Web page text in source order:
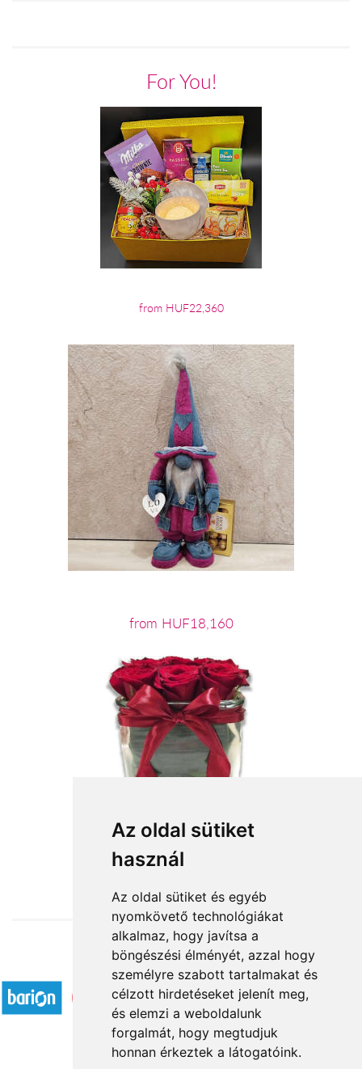
Az oldal sütiket
használ
Az oldal sütiket és egyéb
nyomkövető technológiákat
alkalmaz, hogy javítsa a
böngészési élményét, azzal hogy
személyre szabott tartalmakat és
célzott hirdetéseket jelenít meg,
és elemzi a weboldalunk
forgalmát, hogy megtudjuk
honnan érkeztek a látogatóink.
For You!
from HUF22,360
from HUF18,160
from HUF35,296
Accepted payment methods